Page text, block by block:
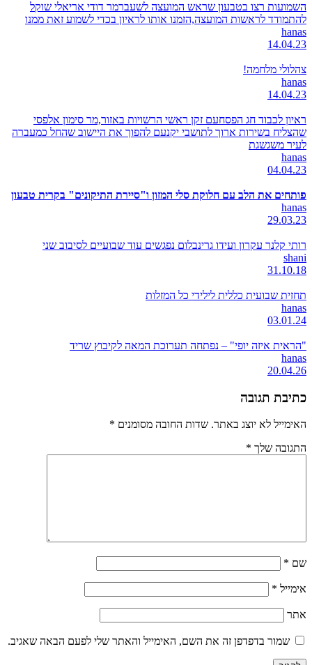
השמועות רצו בטבעון שראש המועצה לשעברמר דודי אריאלי שוקל
להתמודד לראשות המועצה,הזמנו אותו לראיון בכדי לשמוע זאת ממנו
hanas
14.04.23
צהלולי מלחמה!
hanas
14.04.23
ראיון לכבוד חג הפסחעם זקן ראשי הרשויות באזור,מר סימון אלפסי
שהצליח בשירות ארוך לתושבי יקנעם להפוך את היישוב שהחל כמעברה
לעיר משגשגת
hanas
04.04.23
פותחים את הלב עם חלוקת סלי המזון ו"סיירת התיקונים" בקרית טבעון
hanas
29.03.23
רותי קלנר עקרון ועידו גרינבלום נפגשים עוד שבועיים לסיבוב שני
shani
31.10.18
תחזית שבועית כללית לילידי כל המזלות
hanas
03.01.24
"הראית איזה יופי" – נפתחה תערוכת המאה לקיבוץ שריד
hanas
20.04.26
כתיבת תגובה
האימייל לא יוצג באתר. שדות החובה מסומנים *
התגובה שלך *
שם *
אימייל *
אתר
שמור בדפדפן זה את השם, האימייל והאתר שלי לפעם הבאה שאגיב.